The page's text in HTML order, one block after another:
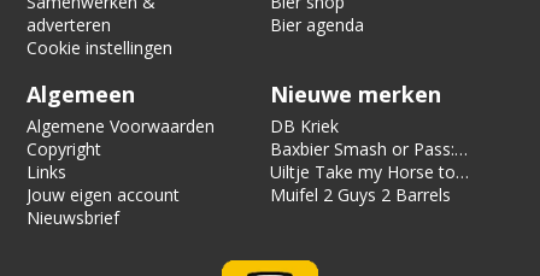
adverteren
Cookie instellingen
Bier agenda
Algemeen
Algemene Voorwaarden
Copyright
Links
Jouw eigen account
Nieuwsbrief
Nieuwe merken
DB Kriek
Baxbier Smash or Pass:
Strata
Uiltje Take my Horse to
the Hotel Room
Muifel 2 Guys 2 Barrels